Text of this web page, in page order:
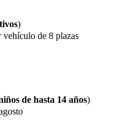
)
vehículo de 8 plazas
de hasta 14 años)